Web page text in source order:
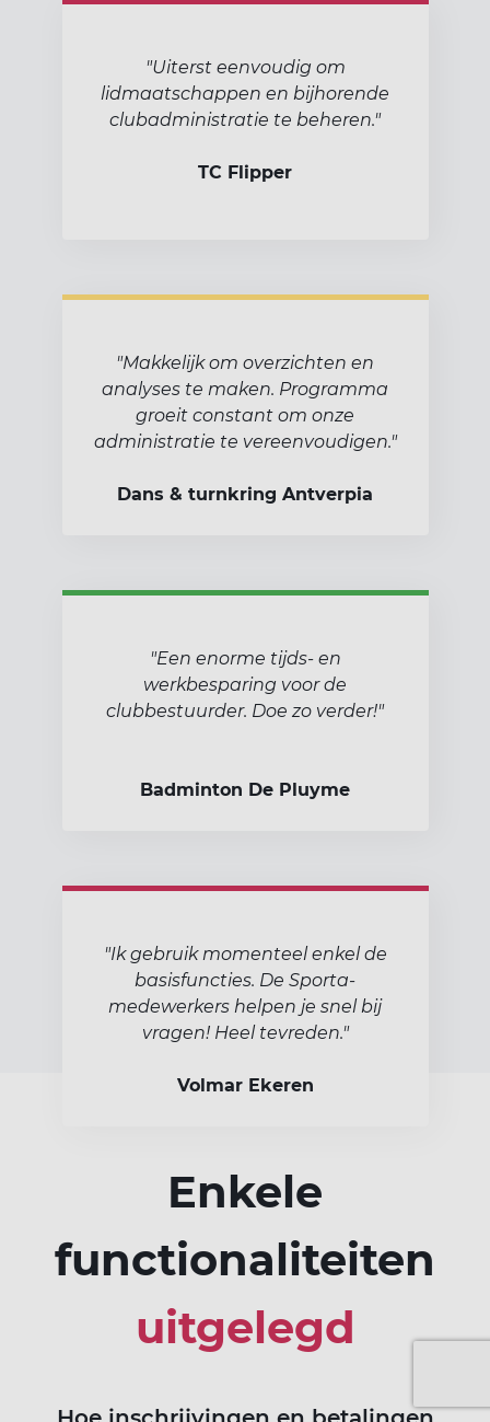
"Uiterst eenvoudig om
lidmaatschappen en bijhorende
clubadministratie te beheren."
TC Flipper
"Makkelijk om overzichten en
analyses te maken. Programma
groeit constant om onze
administratie te vereenvoudigen."
Dans & turnkring Antverpia
"Een enorme tijds- en
werkbesparing voor de
clubbestuurder. Doe zo verder!"
Badminton De Pluyme
"Ik gebruik momenteel enkel de
basisfuncties. De Sporta-
medewerkers helpen je snel bij
vragen! Heel tevreden."
Volmar Ekeren
Enkele
functionaliteiten
uitgelegd